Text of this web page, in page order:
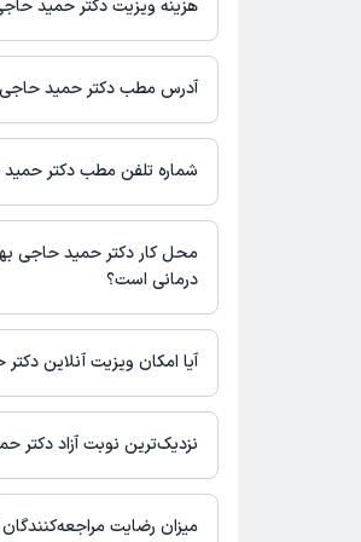
هزینه ویزیت دکتر حمید
برای اطلاع از هزینه ویزیت دکتر
آدرس مطب دکتر حمید
اطلاعات مربوط به آدرس مطب
نیست. برای دریافت اطلاعات
شماره تلفن مطب دکتر
شماره تماس مطب دکتر حمید حاجی
محل کار دکتر حمید حاجی
درمانی است؟
اطلاعاتی درباره محل فعالیت دکتر
نیست.
آیا امکان ویزیت آنلاین
در حال حاضر اطلاعاتی درباره
دسترس نیست. برای دریافت
نزدیک‌ترین نوبت آزاد
زمان نوبت‌دهی و پذیرش بیماران
میزان رضایت